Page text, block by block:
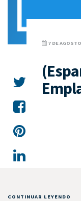
7 DE
CONTINUAR LEYENDO